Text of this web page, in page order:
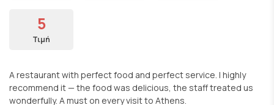
5
Τιμή
A restaurant with perfect food and perfect service. I highly
recommend it — the food was delicious, the staff treated us
wonderfully. A must on every visit to Athens.